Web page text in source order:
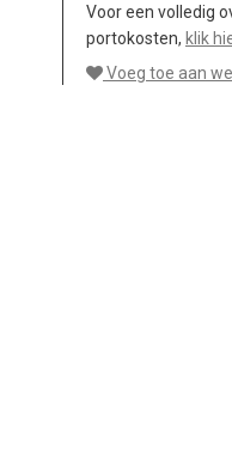
Voor een volledig
portokosten, klik
Voeg toe aan